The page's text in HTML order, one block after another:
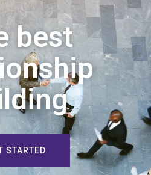
best
STARTED